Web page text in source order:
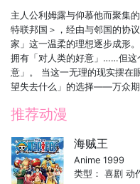
主人公利姆露与仰慕他而聚集
特联邦国＞，经由与邻国的协
家」这一温柔的理想逐步成形
拥有「对人类的好意」……但这
意」。 当这一无理的现实摆在
望失去什么」的选择——万众期
推荐动漫
海贼王
Anime 1999
类型：喜剧 动